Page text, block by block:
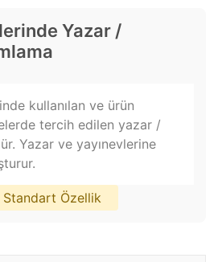
Yazar /
kullanılan ve ürün
tercih edilen yazar /
Yazar ve yayınevlerine
Standart Özellik